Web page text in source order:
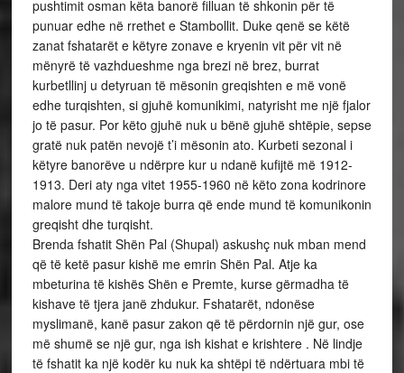
pushtimit osman këta banorë filluan të shkonin për të
punuar edhe në rrethet e Stambollit. Duke qenë se këtë
zanat fshatarët e këtyre zonave e kryenin vit për vit në
mënyrë të vazhdueshme nga brezi në brez, burrat
kurbetllinj u detyruan të mësonin greqishten e më vonë
edhe turqishten, si gjuhë komunikimi, natyrisht me një fjalor
jo të pasur. Por këto gjuhë nuk u bënë gjuhë shtëpie, sepse
gratë nuk patën nevojë t’i mësonin ato. Kurbeti sezonal i
këtyre banorëve u ndërpre kur u ndanë kufijtë më 1912-
1913. Deri aty nga vitet 1955-1960 në këto zona kodrinore
malore mund të takoje burra që ende mund të komunikonin
greqisht dhe turqisht.
Brenda fshatit Shën Pal (Shupal) askushç nuk mban mend
që të ketë pasur kishë me emrin Shën Pal. Atje ka
mbeturina të kishës Shën e Premte, kurse gërmadha të
kishave të tjera janë zhdukur. Fshatarët, ndonëse
myslimanë, kanë pasur zakon që të përdornin një gur, ose
më shumë se një gur, nga ish kishat e krishtere . Në lindje
të fshatit ka një kodër ku nuk ka shtëpi të ndërtuara mbi të